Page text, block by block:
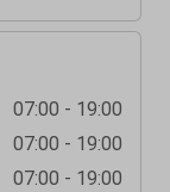
07:00 - 19:00
07:00 - 19:00
07:00 - 19:00